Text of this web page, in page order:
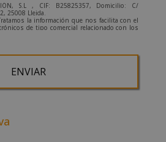
S.L , CIF: B25825357, Domicilio: C/
25008 Lleida.
la información que nos facilita con el
de tipo comercial relacionado con los
tipo de productos que fueran de su interés.
Consentimiento del interesado.
(vía telefónica y/o email):